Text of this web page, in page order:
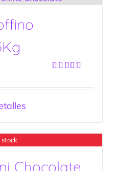
con5.00de
stock
Chocolate